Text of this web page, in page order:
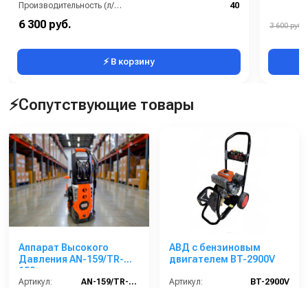
Производительность (л/мин):
40
Температура (°C):
6 300 руб.
⚡ В корзину
3 600 руб.
⚡Сопутствующие товары
Аппарат Высокого
Давления AN-159/TR-
159
Артикул:
AN-159/TR-159
АВД с бензиновым
двигателем BT-2900V
Артикул:
BT-2900V